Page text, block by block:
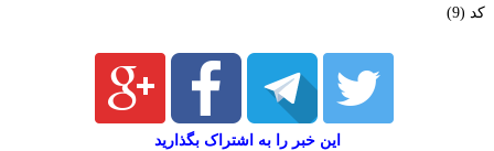
کد (9)
این خبر را به اشتراک بگذارید